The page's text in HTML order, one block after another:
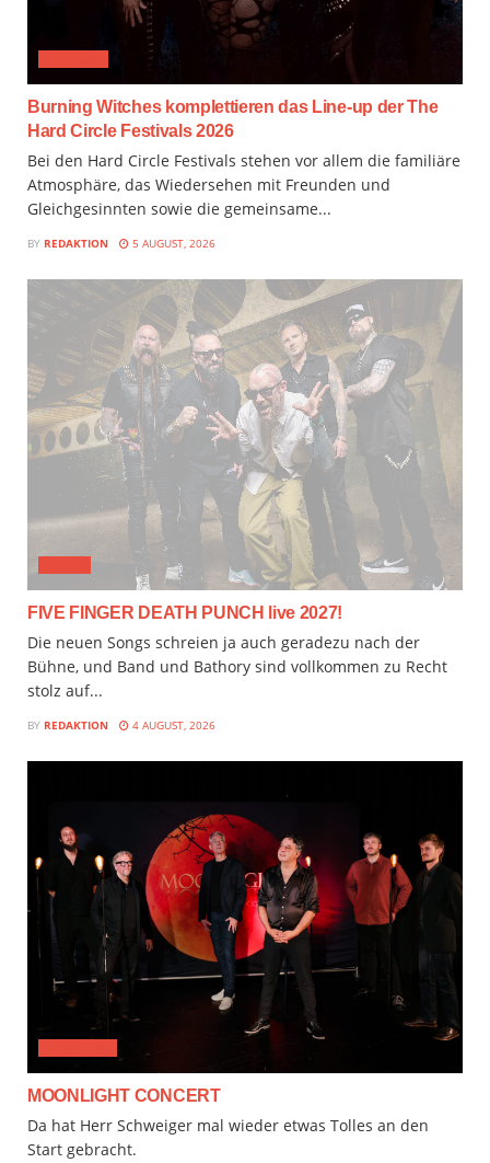
Burning Witches komplettieren das Line-up der The
Hard Circle Festivals 2026
Bei den Hard Circle Festivals stehen vor allem die familiäre
Atmosphäre, das Wiedersehen mit Freunden und
Gleichgesinnten sowie die gemeinsame...
BY REDAKTION 5 AUGUST, 2026
FIVE FINGER DEATH PUNCH live 2027!
Die neuen Songs schreien ja auch geradezu nach der
Bühne, und Band und Bathory sind vollkommen zu Recht
stolz auf...
BY REDAKTION 4 AUGUST, 2026
MOONLIGHT CONCERT
Da hat Herr Schweiger mal wieder etwas Tolles an den
Start gebracht.